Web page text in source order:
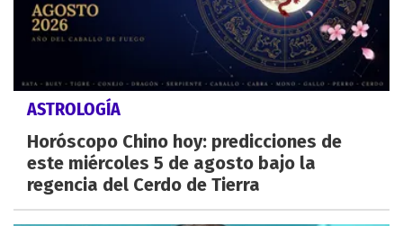
ASTROLOGÍA
Horóscopo Chino hoy: predicciones de
este miércoles 5 de agosto bajo la
regencia del Cerdo de Tierra